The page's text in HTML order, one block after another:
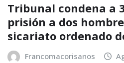
Tribunal condena a
prisión a dos
sicariato ordenado
Francomacorisanos